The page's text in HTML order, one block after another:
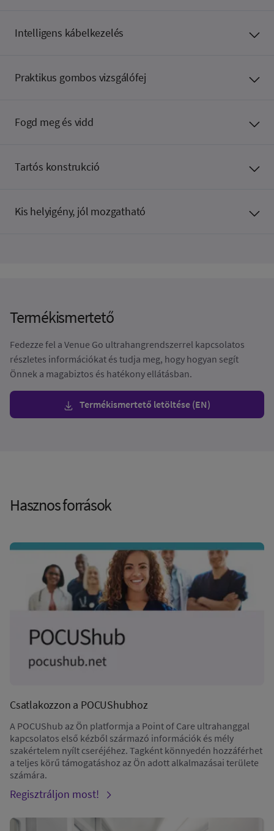
Intelligens kábelkezelés
Praktikus gombos vizsgálófej
Fogd meg és vidd
Tartós konstrukció
Kis helyigény, jól mozgatható
Termékismertető
Fedezze fel a Venue Go ultrahangrendszerrel kapcsolatos
részletes információkat és tudja meg, hogy hogyan segít
Önnek a magabiztos és hatékony ellátásban.
Termékismertető letöltése (EN)
Hasznos források
Csatlakozzon a POCUShubhoz
A POCUShub az Ön platformja a Point of Care ultrahanggal
kapcsolatos első kézből származó információk és mély
szakértelem nyílt cseréjéhez. Tagként könnyedén hozzáférhet
a teljes körű támogatáshoz az Ön adott alkalmazásai területe
számára.
Regisztráljon most!